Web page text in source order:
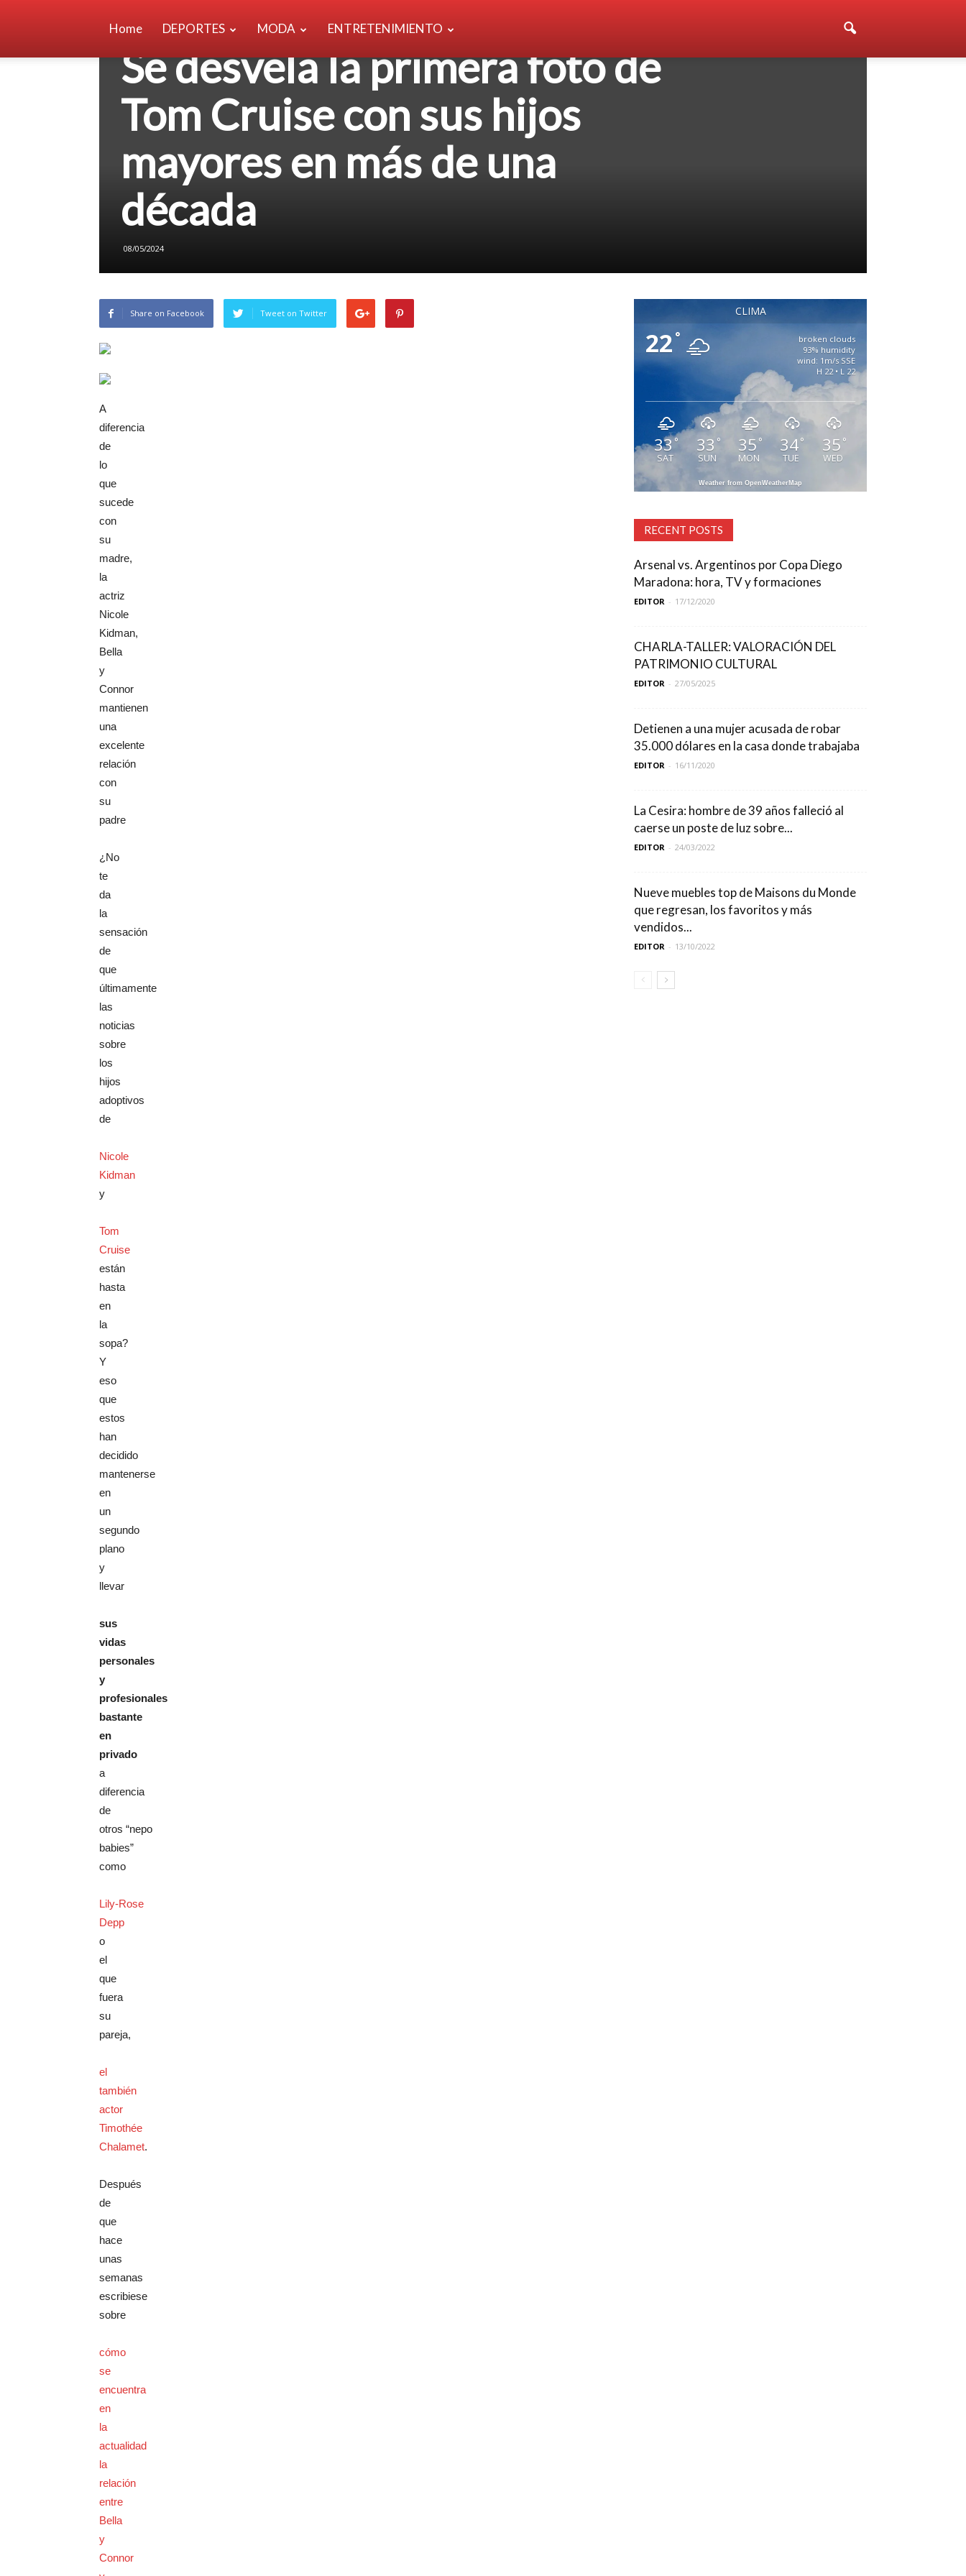
Home DEPORTES MODA ENTRETENIMIENTO
ENTRETENIMIENTO
Se desvela la primera foto de
Tom Cruise con sus hijos
mayores en más de una
década
08/05/2024
Share on Facebook Tweet on Twitter
A
diferencia
de
lo
que
sucede
con
su
madre,
la
actriz
Nicole
Kidman,
Bella
y
Connor
mantienen
una
excelente
relación
con
su
padre
¿No
te
da
la
sensación
de
que
últimamente
las
noticias
sobre
los
hijos
adoptivos
de
Nicole
Kidman
y
Tom
Cruise
están
hasta
en
la
sopa?
Y
eso
que
estos
han
decidido
mantenerse
en
un
segundo
plano
y
llevar
sus
vidas
personales
y
profesionales
bastante
en
privado
a
diferencia
de
otros “nepo
babies”
como
Lily-Rose
Depp
o
el
que
fuera
su
pareja,
el
también
actor
Timothée
Chalamet.
Después
de
que
hace
unas
semanas
escribiese
sobre
cómo
se
encuentra
en
la
actualidad
la
relación
entre
Bella
y
Connor
CLIMA
22 °
broken clouds
93% humidity
wind: 1m/s SSE
H 22 • L 22
33°
SAT
33 °
SUN
35 °
MON
34°
TUE
35 °
WED
Weather from OpenWeatherMap
RECENT POSTS
Arsenal vs. Argentinos por Copa Diego
Maradona: hora, TV y formaciones
EDITOR - 17/12/2020
CHARLA-TALLER: VALORACIÓN DEL
PATRIMONIO CULTURAL
EDITOR - 27/05/2025
Detienen a una mujer acusada de robar
35.000 dólares en la casa donde trabajaba
EDITOR - 16/11/2020
La Cesira: hombre de 39 años falleció al
caerse un poste de luz sobre...
EDITOR - 24/03/2022
Nueve muebles top de Maisons du Monde
que regresan, los favoritos y más
vendidos...
EDITOR - 13/10/2022